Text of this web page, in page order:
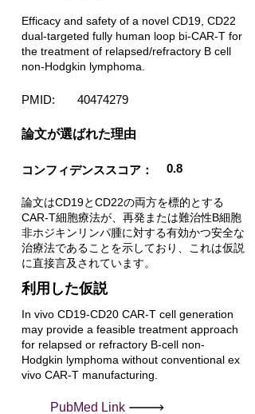
Efficacy and safety of a novel CD19, CD22
dual-targeted fully human loop bi-CAR-T for
the treatment of relapsed/refractory B cell
non-Hodgkin lymphoma.
PMID: 40474279
​論文が選ばれた理由
コンフィデンススコア： 0.8
論文はCD19とCD22の両方を標的とする
CAR-T細胞療法が、再発または難治性B細胞
非ホジキンリンパ腫に対する有効かつ安全な
治療法であることを示しており、これは仮説
に直接言及されています。
利用した仮説
In vivo CD19-CD20 CAR-T cell generation
may provide a feasible treatment approach
for relapsed or refractory B-cell non-
Hodgkin lymphoma without conventional ex
vivo CAR-T manufacturing.
PubMed Link